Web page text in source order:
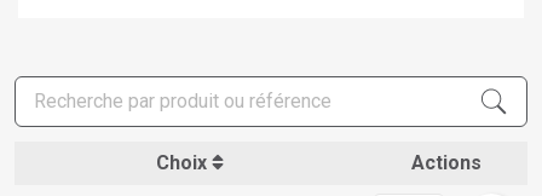
Annuler Créer une liste d'envies
Choix Actions